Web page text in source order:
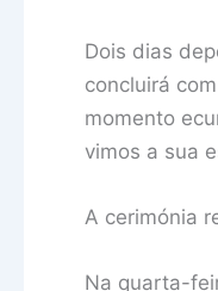
Dois dias
concluirá
momento
vimos a sua
A cerimónia
Na quarta-